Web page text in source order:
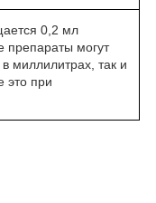
0,2 мл
препараты могут
в миллилитрах, так и
это при